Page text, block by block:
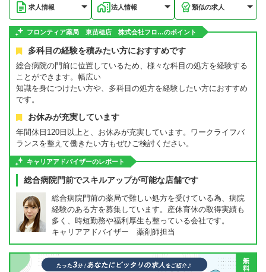
求人情報 法人情報 類似の求人
フロンティア薬局 東苗穂店 株式会社フロ…のポイント
多科目の経験を積みたい方におすすめです
総合病院の門前に位置しているため、様々な科目の処方を経験する
ことができます。幅広い
知識を身につけたい方や、多科目の処方を経験したい方におすすめ
です。
お休みが充実しています
年間休日120日以上と、お休みが充実しています。ワークライフバ
ランスを整えて働きたい方もぜひご検討ください。
キャリアアドバイザーのレポート
総合病院門前でスキルアップが可能な店舗です
総合病院門前の薬局で難しい処方を受けている為、病院
経験のある方を募集しています。産休育休の取得実績も
多く、時短勤務や福利厚生も整っている会社です。
キャリアアドバイザー 薬剤師担当